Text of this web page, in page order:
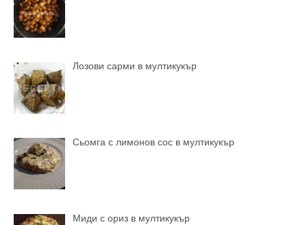
Лозови сарми в мултикукър
Сьомга с лимонов сос в мултикукър
Миди с ориз в мултикукър